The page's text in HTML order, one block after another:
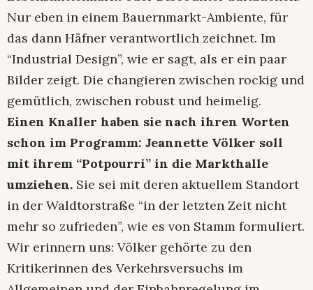
Nur eben in einem Bauernmarkt-Ambiente, für
das dann Häfner verantwortlich zeichnet. Im
“Industrial Design”, wie er sagt, als er ein paar
Bilder zeigt. Die changieren zwischen rockig und
gemütlich, zwischen robust und heimelig.
Einen Knaller haben sie nach ihren Worten
schon im Programm: Jeannette Völker soll
mit ihrem “Potpourri” in die Markthalle
umziehen. Sie sei mit deren aktuellem Standort
in der Waldtorstraße “in der letzten Zeit nicht
mehr so zufrieden”, wie es von Stamm formuliert.
Wir erinnern uns: Völker gehörte zu den
Kritikerinnen des Verkehrsversuchs im